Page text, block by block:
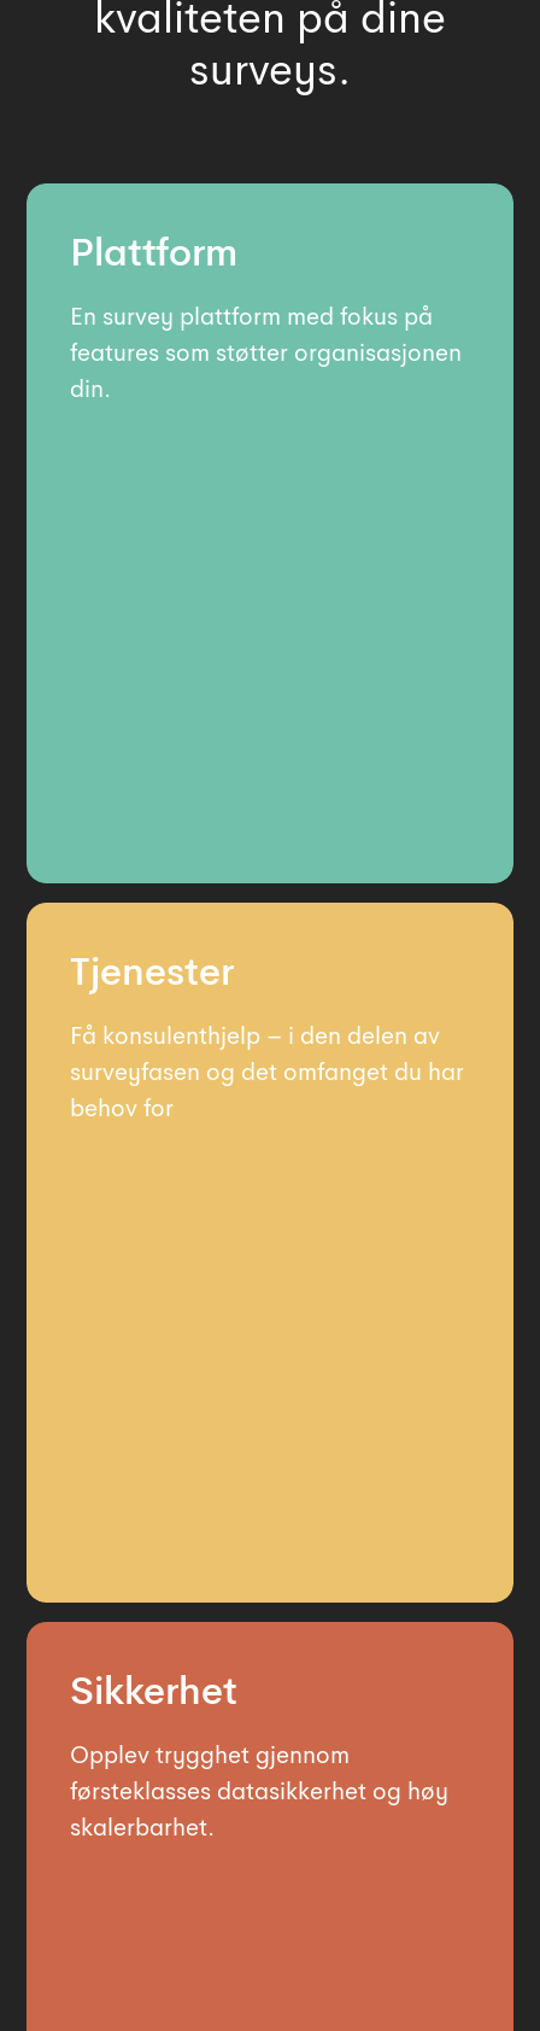
kvaliteten på dine
surveys.
Plattform
En survey plattform med fokus på
features som støtter organisasjonen
din.
Tjenester
Få konsulenthjelp – i den delen av
surveyfasen og det omfanget du har
behov for
Sikkerhet
Opplev trygghet gjennom
førsteklasses datasikkerhet og høy
skalerbarhet.